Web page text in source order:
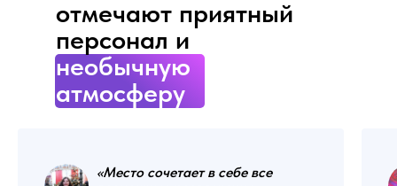
отмечают приятный
персонал и
необычную
атмосферу
«Место сочетает в себе все